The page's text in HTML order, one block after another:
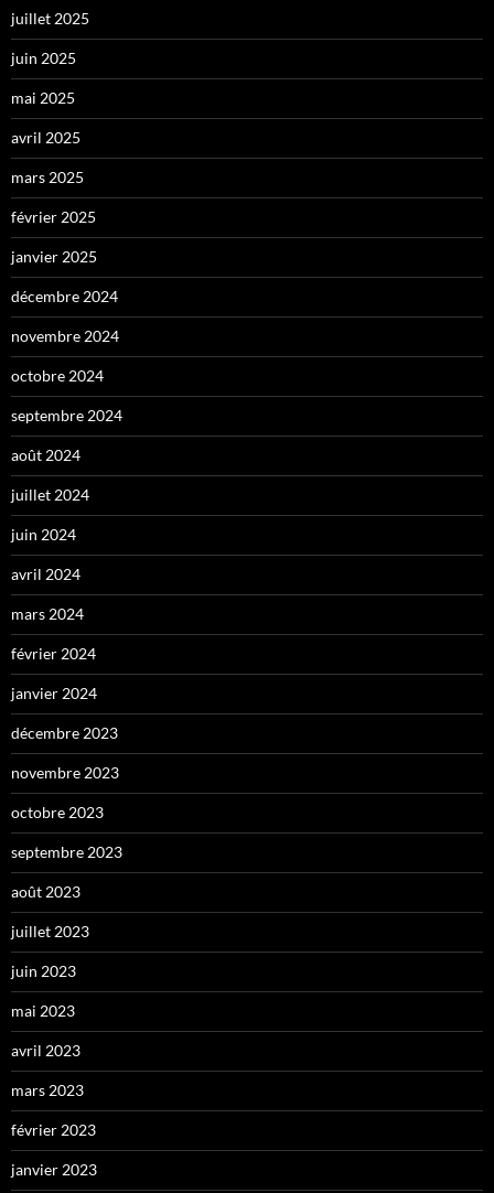
juillet 2025
juin 2025
mai 2025
avril 2025
mars 2025
février 2025
janvier 2025
décembre 2024
novembre 2024
octobre 2024
septembre 2024
août 2024
juillet 2024
juin 2024
avril 2024
mars 2024
février 2024
janvier 2024
décembre 2023
novembre 2023
octobre 2023
septembre 2023
août 2023
juillet 2023
juin 2023
mai 2023
avril 2023
mars 2023
février 2023
janvier 2023